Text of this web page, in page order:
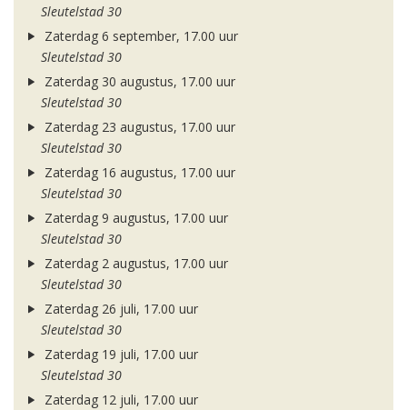
Sleutelstad 30
Zaterdag 6 september, 17.00 uur
Sleutelstad 30
Zaterdag 30 augustus, 17.00 uur
Sleutelstad 30
Zaterdag 23 augustus, 17.00 uur
Sleutelstad 30
Zaterdag 16 augustus, 17.00 uur
Sleutelstad 30
Zaterdag 9 augustus, 17.00 uur
Sleutelstad 30
Zaterdag 2 augustus, 17.00 uur
Sleutelstad 30
Zaterdag 26 juli, 17.00 uur
Sleutelstad 30
Zaterdag 19 juli, 17.00 uur
Sleutelstad 30
Zaterdag 12 juli, 17.00 uur